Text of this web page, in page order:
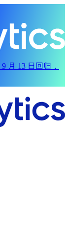
月 13 日回归，